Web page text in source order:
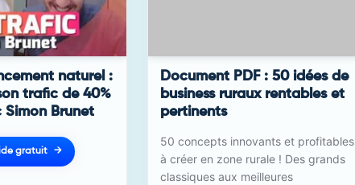
naturel :
trafic de 40%
Simon Brunet
gratuit
Document PDF : 50 idées de
business ruraux rentables et
pertinents
50 concepts innovants et profitables
à créer en zone rurale ! Des grands
classiques aux meilleures